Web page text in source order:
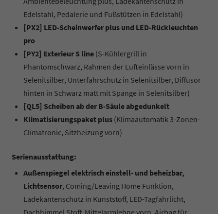
Edelstahl, Pedalerie und Fußstützen in Edelstahl)
[PX2] LED-Scheinwerfer plus und LED-Rückleuchten
pro
[PY2] Exterieur S line (S-Kühlergrill in
Phantomschwarz, Rahmen der Lufteinlässe vorn in
Selenitsilber, Unterfahrschutz in Selenitsilber, Diffusor
hinten in Schwarz matt mit Spange in Selenitsilber)
[QL5] Scheiben ab der B-Säule abgedunkelt
Klimatisierungspaket plus (Klimaautomatik 3-Zonen-
Climatronic, Sitzheizung vorn)
Serienausstattung:
Außenspiegel elektrisch einstell- und beheizbar,
Lichtsensor, Coming/Leaving Home Funktion,
Ladekantenschutz in Kunststoff, LED-Tagfahrlicht,
Dachhimmel Stoff, Mittelarmlehne vorn, Airbag für